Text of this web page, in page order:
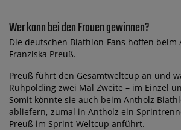
Wer kann bei den Frauen gewinnen?
Die deutschen Biathlon-Fans hoffen
Franziska Preuß.
Preuß führt den Gesamtweltcup an und
Ruhpolding zwei Mal Zweite – im Einzel
Somit könnte sie auch beim Antholz
abliefern, zumal in Antholz ein
Preuß im Sprint-Weltcup anführt.